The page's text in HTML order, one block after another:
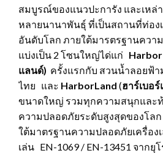
สมบูรณ์ของแนวปะการัง และเหล่
หลายนานาพันธุ์ ที่เป็นสถานที่ท่อง
อันดับโลก ภายใต้มารตรฐานควา
แบ่งเป็น 2 โซนใหญ่ได่แก่ Harbor
แลนด์) ครั้งแรกกับ สวนน้ำลอยฟ้
ไทย และ HarborLand (ฮาร์เบอ
ขนาดใหญ่ รวมทุกความสนุกและ
ความปลอดภัยระดับสูงสุดของโล
ใต้มาตรฐานความปลอดภัยเครื่อง
เล่น EN-1069 / EN-13451 จาก